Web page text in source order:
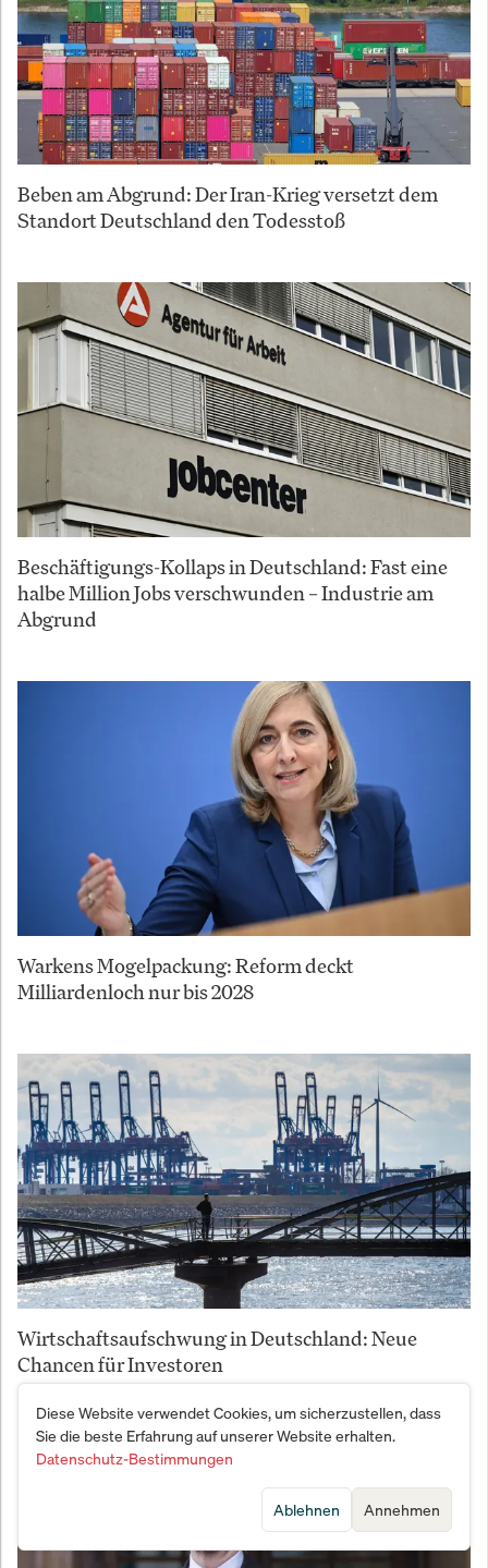
Beben am Abgrund: Der Iran-Krieg versetzt dem
Standort Deutschland den Todesstoß
Beschäftigungs-Kollaps in Deutschland: Fast eine
halbe Million Jobs verschwunden – Industrie am
Abgrund
Warkens Mogelpackung: Reform deckt
Milliardenloch nur bis 2028
Wirtschaftsaufschwung in Deutschland: Neue
Chancen für Investoren
Diese Website verwendet Cookies, um sicherzustellen, dass
Sie die beste Erfahrung auf unserer Website erhalten.
Datenschutz-Bestimmungen
Annehmen
Ablehnen